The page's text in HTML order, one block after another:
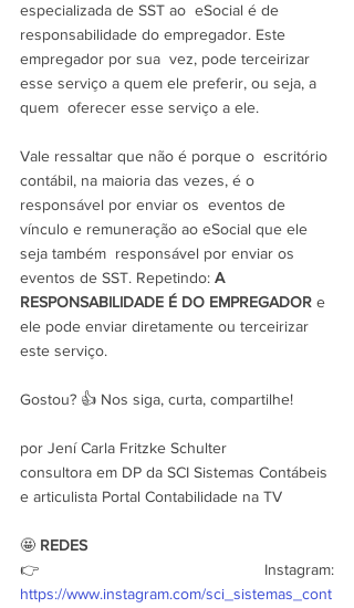
especializada de SST ao  eSocial é de
responsabilidade do empregador. Este
empregador por sua  vez, pode terceirizar
esse serviço a quem ele preferir, ou seja, a
quem  oferecer esse serviço a ele.
Vale ressaltar que não é porque o  escritório
contábil, na maioria das vezes, é o
responsável por enviar os  eventos de
vínculo e remuneração ao eSocial que ele
seja também  responsável por enviar os
eventos de SST. Repetindo: A
RESPONSABILIDADE É DO EMPREGADOR e
ele pode enviar diretamente ou terceirizar
este serviço.
Gostou? 👍 Nos siga, curta, compartilhe!
por Jení Carla Fritzke Schulter
consultora em DP da SCI Sistemas Contábeis
e articulista Portal Contabilidade na TV
🤩 REDES
https://www.instagram.com/sci_sistemas_cont